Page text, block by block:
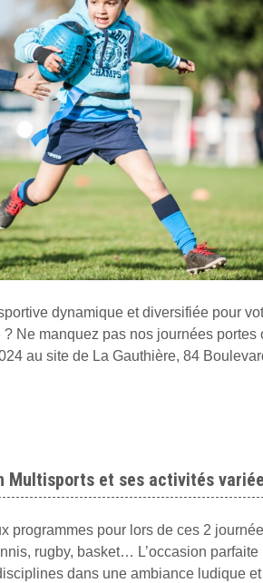
dynamique et diversifiée pour
Ne manquez pas nos journées portes
au site de La Gauthière, 84
Multisports et ses activités
programmes pour lors de ces 2
rugby, basket… L’occasion parfaite
dans une ambiance ludique